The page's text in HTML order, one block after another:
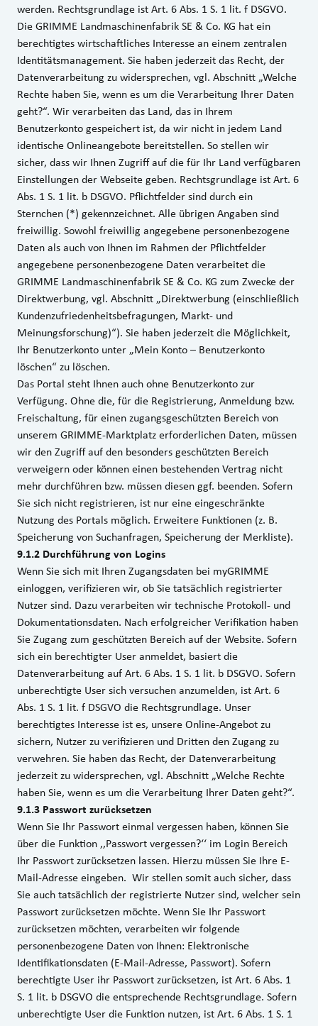
werden. Rechtsgrundlage ist Art. 6 Abs. 1 S. 1 lit. f DSGVO.
Die GRIMME Landmaschinenfabrik SE & Co. KG hat ein
berechtigtes wirtschaftliches Interesse an einem zentralen
Identitätsmanagement. Sie haben jederzeit das Recht, der
Datenverarbeitung zu widersprechen, vgl. Abschnitt „Welche
Rechte haben Sie, wenn es um die Verarbeitung Ihrer Daten
geht?“. Wir verarbeiten das Land, das in Ihrem
Benutzerkonto gespeichert ist, da wir nicht in jedem Land
identische Onlineangebote bereitstellen. So stellen wir
sicher, dass wir Ihnen Zugriff auf die für Ihr Land verfügbaren
Einstellungen der Webseite geben. Rechtsgrundlage ist Art. 6
Abs. 1 S. 1 lit. b DSGVO. Pflichtfelder sind durch ein
Sternchen (*) gekennzeichnet. Alle übrigen Angaben sind
freiwillig. Sowohl freiwillig angegebene personenbezogene
Daten als auch von Ihnen im Rahmen der Pflichtfelder
angegebene personenbezogene Daten verarbeitet die
GRIMME Landmaschinenfabrik SE & Co. KG zum Zwecke der
Direktwerbung, vgl. Abschnitt „Direktwerbung (einschließlich
Kundenzufriedenheitsbefragungen, Markt- und
Meinungsforschung)“). Sie haben jederzeit die Möglichkeit,
Ihr Benutzerkonto unter „Mein Konto – Benutzerkonto
löschen“ zu löschen.
Das Portal steht Ihnen auch ohne Benutzerkonto zur
Verfügung. Ohne die, für die Registrierung, Anmeldung bzw.
Freischaltung, für einen zugangsgeschützten Bereich von
unserem GRIMME-Marktplatz erforderlichen Daten, müssen
wir den Zugriff auf den besonders geschützten Bereich
verweigern oder können einen bestehenden Vertrag nicht
mehr durchführen bzw. müssen diesen ggf. beenden. Sofern
Sie sich nicht registrieren, ist nur eine eingeschränkte
Nutzung des Portals möglich. Erweitere Funktionen (z. B.
Speicherung von Suchanfragen, Speicherung der Merkliste).
9.1.2 Durchführung von Logins
Wenn Sie sich mit Ihren Zugangsdaten bei myGRIMME
einloggen, verifizieren wir, ob Sie tatsächlich registrierter
Nutzer sind. Dazu verarbeiten wir technische Protokoll- und
Dokumentationsdaten. Nach erfolgreicher Verifikation haben
Sie Zugang zum geschützten Bereich auf der Website. Sofern
sich ein berechtigter User anmeldet, basiert die
Datenverarbeitung auf Art. 6 Abs. 1 S. 1 lit. b DSGVO. Sofern
unberechtigte User sich versuchen anzumelden, ist Art. 6
Abs. 1 S. 1 lit. f DSGVO die Rechtsgrundlage. Unser
berechtigtes Interesse ist es, unsere Online-Angebot zu
sichern, Nutzer zu verifizieren und Dritten den Zugang zu
verwehren. Sie haben das Recht, der Datenverarbeitung
jederzeit zu widersprechen, vgl. Abschnitt „Welche Rechte
haben Sie, wenn es um die Verarbeitung Ihrer Daten geht?“.
9.1.3 Passwort zurücksetzen
Wenn Sie Ihr Passwort einmal vergessen haben, können Sie
über die Funktion ,,Passwort vergessen?‘‘ im Login Bereich
Ihr Passwort zurücksetzen lassen. Hierzu müssen Sie Ihre E-
Mail-Adresse eingeben. Wir stellen somit auch sicher, dass
Sie auch tatsächlich der registrierte Nutzer sind, welcher sein
Passwort zurücksetzen möchte. Wenn Sie Ihr Passwort
zurücksetzen möchten, verarbeiten wir folgende
personenbezogene Daten von Ihnen: Elektronische
Identifikationsdaten (E-Mail-Adresse, Passwort). Sofern
berechtigte User ihr Passwort zurücksetzen, ist Art. 6 Abs. 1
S. 1 lit. b DSGVO die entsprechende Rechtsgrundlage. Sofern
unberechtigte User die Funktion nutzen, ist Art. 6 Abs. 1 S. 1